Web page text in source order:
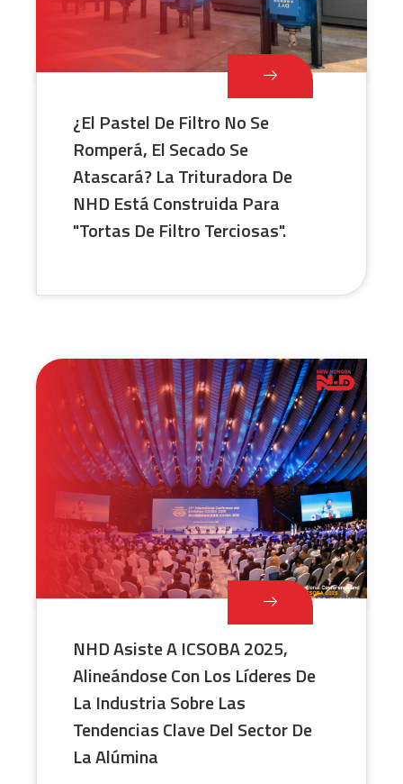
¿El Pastel De Filtro No Se
Romperá, El Secado Se
Atascará? La Trituradora De
NHD Está Construida Para
"tortas De Filtro Terciosas".
NHD Asiste A ICSOBA 2025,
Alineándose Con Los Líderes De
La Industria Sobre Las
Tendencias Clave Del Sector De
La Alúmina